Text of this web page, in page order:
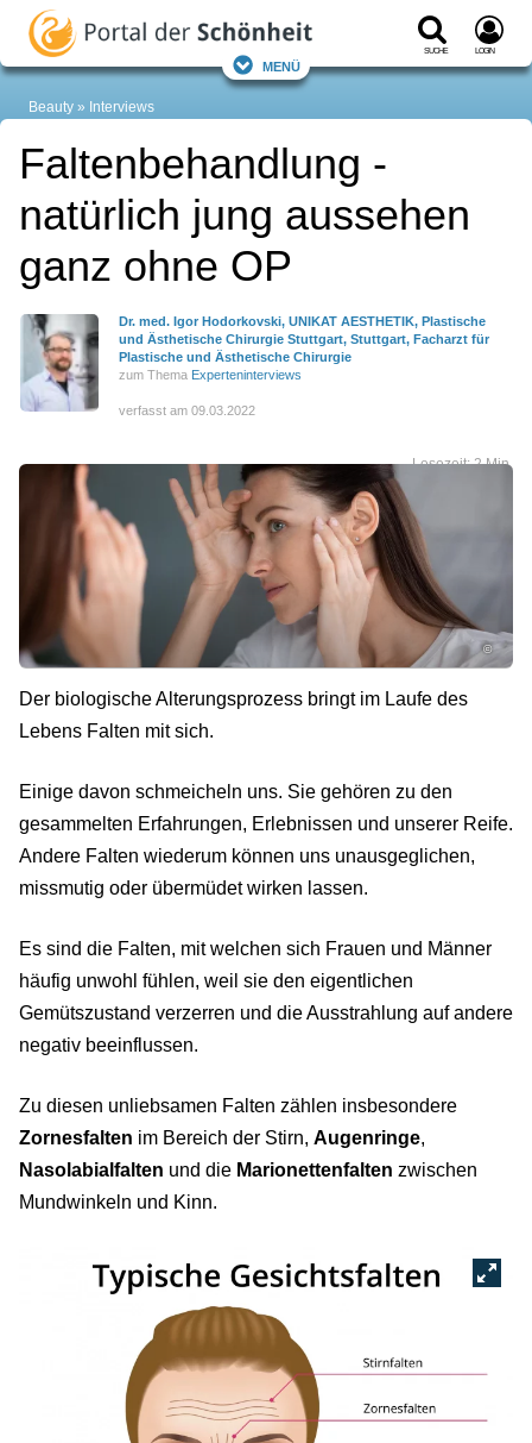
Suche Login
Menü
Beauty Interviews
Faltenbehandlung -
natürlich jung aussehen
ganz ohne OP
Dr. med. Igor Hodorkovski, UNIKAT AESTHETIK, Plastische
und Ästhetische Chirurgie Stuttgart, Stuttgart, Facharzt für
Plastische und Ästhetische Chirurgie
zum Thema Experteninterviews
verfasst am 09.03.2022
Lesezeit: 2 Min.
©
Der biologische Alterungsprozess bringt im Laufe des
Lebens Falten mit sich.
Einige davon schmeicheln uns. Sie gehören zu den
gesammelten Erfahrungen, Erlebnissen und unserer Reife.
Andere Falten wiederum können uns unausgeglichen,
missmutig oder übermüdet wirken lassen.
Es sind die Falten, mit welchen sich Frauen und Männer
häufig unwohl fühlen, weil sie den eigentlichen
Gemütszustand verzerren und die Ausstrahlung auf andere
negativ beeinflussen.
Zu diesen unliebsamen Falten zählen insbesondere
Zornesfalten im Bereich der Stirn, Augenringe,
Nasolabialfalten und die Marionettenfalten zwischen
Mundwinkeln und Kinn.